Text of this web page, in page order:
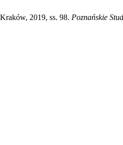
2019, ss. 98. Poznańskie